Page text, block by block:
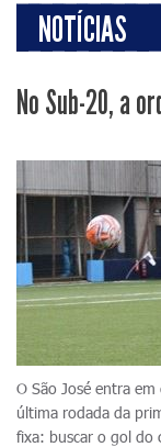
NOTÍCIAS
No Sub-20, a
O São José entra
última rodada da
fixa: buscar o gol do